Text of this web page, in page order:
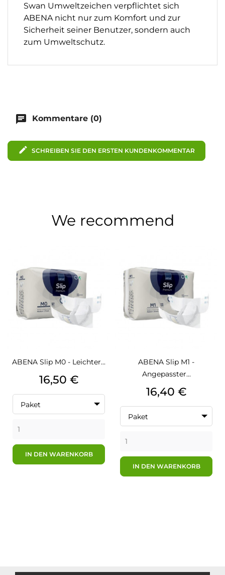
Swan Umweltzeichen verpflichtet sich
ABENA nicht nur zum Komfort und zur
Sicherheit seiner Benutzer, sondern auch
zum Umweltschutz.
chat Kommentare (0)
edit SCHREIBEN SIE DEN ERSTEN KUNDENKOMMENTAR
We recommend
ABENA Slip M0 - Leichter...
Preis
16,50 €
Paket
IN DEN WARENKORB
ABENA Slip M1 -
Angepasster...
Preis
16,40 €
Paket
IN DEN WARENKORB